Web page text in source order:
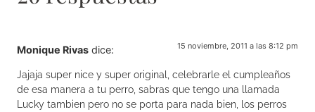
Monique Rivas dice: 15 noviembre, 2011 a las 8:12 pm
Jajaja super nice y super original, celebrarle el cumpleaños
de esa manera a tu perro, sabras que tengo una llamada
Lucky tambien pero no se porta para nada bien, los perros